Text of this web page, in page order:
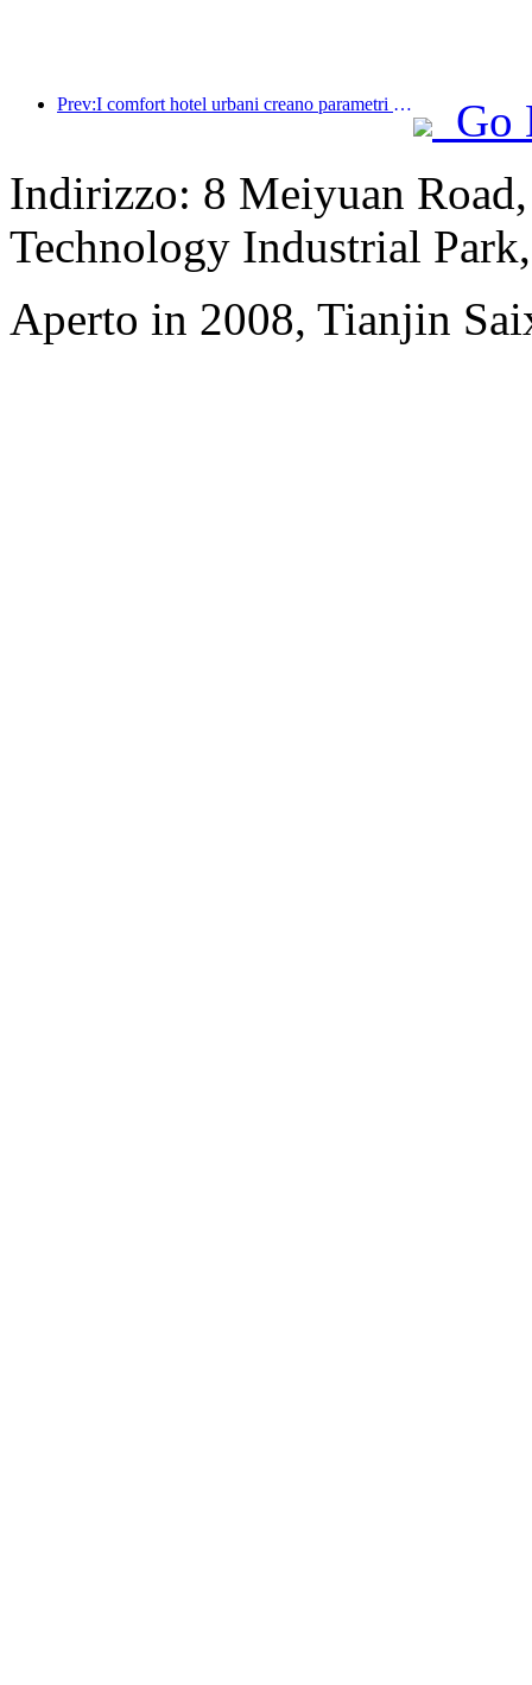
Prev:I comfort hotel urbani creano parametri di riferimento in termini di prestazioni e promuovono lo sviluppo del settore
Go
Indirizzo: 8 Meiyuan
Technology Industrial
Aperto in 2008, Tianjin